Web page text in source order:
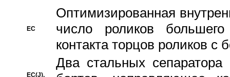
EC
Oптимизированная
число роликов
контакта торцов роликов с
EC(J),
Два стальных сепаратора